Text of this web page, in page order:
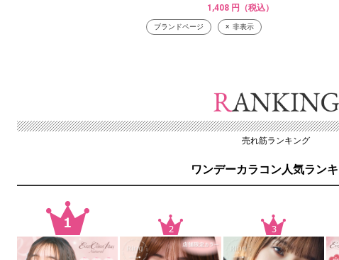
1,408 円（税込）
ブランドページ 非表示
売れ筋ランキング
ワンデーカラコン人気ラン